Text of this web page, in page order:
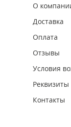
О
Доставка
Оплата
Отзывы
Условия
Реквизиты
Контакты